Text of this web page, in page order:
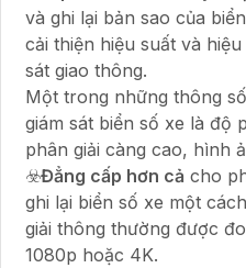
và ghi lại bản sao của
cải thiện hiệu suất và
sát giao thông.
Một trong những thông
giám sát biển số xe là độ
phân giải càng cao, hình
☣️Đẳng cấp hơn cả cho
ghi lại biển số xe một
giải thông thường được
1080p hoặc 4K.